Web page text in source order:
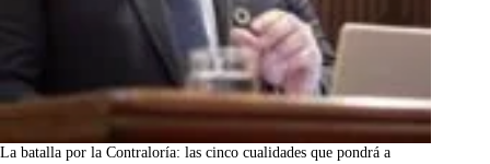
La batalla por la Contraloría: las cinco cualidades que pondrá a